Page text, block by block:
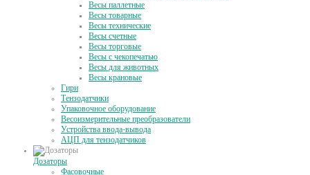
Весы паллетные
Весы товарные
Весы технические
Весы счетные
Весы торговые
Весы с чекопечатью
Весы для животных
Весы крановые
Гири
Тензодатчики
Упаковочное оборудование
Весоизмерительные преобразователи
Устройства ввода-вывода
АЦП для тензодатчиков
Дозаторы
Фасовочные